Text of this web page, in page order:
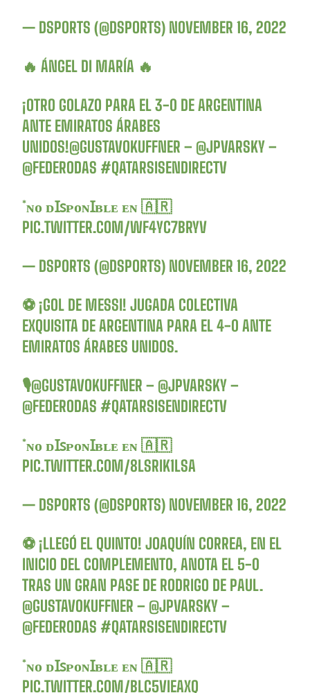
— DSPORTS (@DSPORTS) NOVEMBER 16, 2022
🔥 ÁNGEL DI MARÍA 🔥
¡OTRO GOLAZO PARA EL 3-0 DE ARGENTINA
ANTE EMIRATOS ÁRABES
UNIDOS!@GUSTAVOKUFFNER – @JPVARSKY–
@FEDERODAS #QATARSISENDIRECTV
*ɴᴏ ᴅꞮꜱᴘᴏɴꞮʙʟᴇ ᴇɴ 🇦🇷
PIC.TWITTER.COM/WF4YC7BRYV
— DSPORTS (@DSPORTS) NOVEMBER 16, 2022
⚽️ ¡GOL DE MESSI! JUGADA COLECTIVA
EXQUISITA DE ARGENTINA PARA EL 4-0 ANTE
EMIRATOS ÁRABES UNIDOS.
🎙️@GUSTAVOKUFFNER – @JPVARSKY–
@FEDERODAS #QATARSISENDIRECTV
*ɴᴏ ᴅꞮꜱᴘᴏɴꞮʙʟᴇ ᴇɴ 🇦🇷
PIC.TWITTER.COM/8LSRIK1LSA
— DSPORTS (@DSPORTS) NOVEMBER 16, 2022
⚽️ ¡LLEGÓ EL QUINTO! JOAQUÍN CORREA, EN EL
INICIO DEL COMPLEMENTO, ANOTA EL 5-0
TRAS UN GRAN PASE DE RODRIGO DE PAUL.
@GUSTAVOKUFFNER – @JPVARSKY–
@FEDERODAS #QATARSISENDIRECTV
*ɴᴏ ᴅꞮꜱᴘᴏɴꞮʙʟᴇ ᴇɴ 🇦🇷
PIC.TWITTER.COM/BLC5VIEAXQ